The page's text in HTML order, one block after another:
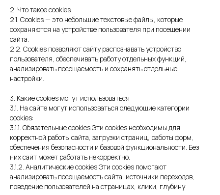
2. Что такое cookies
2.1. Cookies — это небольшие текстовые файлы, которые
сохраняются на устройстве пользователя при посещении
сайта.
2.2. Cookies позволяют сайту распознавать устройство
пользователя, обеспечивать работу отдельных функций,
анализировать посещаемость и сохранять отдельные
настройки.
3. Какие cookies могут использоваться
3.1. На сайте могут использоваться следующие категории
cookies:
3.1.1. Обязательные cookies Эти cookies необходимы для
корректной работы сайта, загрузки страниц, работы форм,
обеспечения безопасности и базовой функциональности. Без
них сайт может работать некорректно.
3.1.2. Аналитические cookies Эти cookies помогают
анализировать посещаемость сайта, источники переходов,
поведение пользователей на страницах, клики, глубину